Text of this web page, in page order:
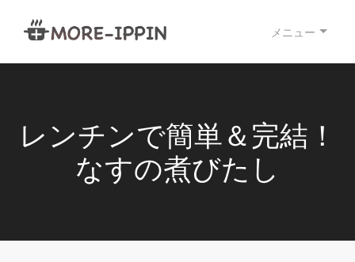
メニュー
レンチンで簡単＆完結！
なすの煮びたし